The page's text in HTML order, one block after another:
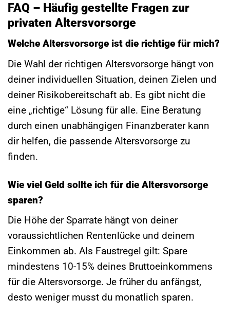
FAQ – Häufig gestellte Fragen zur
privaten Altersvorsorge
Welche Altersvorsorge ist die richtige für mich?
Die Wahl der richtigen Altersvorsorge hängt von
deiner individuellen Situation, deinen Zielen und
deiner Risikobereitschaft ab. Es gibt nicht die
eine „richtige“ Lösung für alle. Eine Beratung
durch einen unabhängigen Finanzberater kann
dir helfen, die passende Altersvorsorge zu
finden.
Wie viel Geld sollte ich für die Altersvorsorge
sparen?
Die Höhe der Sparrate hängt von deiner
voraussichtlichen Rentenlücke und deinem
Einkommen ab. Als Faustregel gilt: Spare
mindestens 10-15% deines Bruttoeinkommens
für die Altersvorsorge. Je früher du anfängst,
desto weniger musst du monatlich sparen.